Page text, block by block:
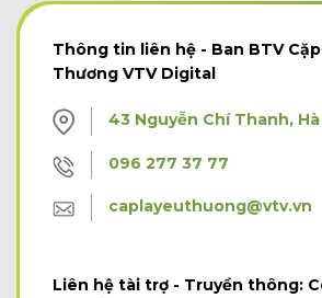
Thông tin liên hệ - Ban BTV Cặp
Thương VTV Digital
43 Nguyễn Chí Thanh, Hà
096 277 37 77
caplayeuthuong@vtv.vn
Liên hệ tài trợ - Truyền thông: